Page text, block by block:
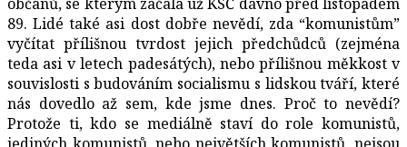
89. Lidé také asi dost dobře nevědí, zda “komunistům”
vyčítat přílišnou tvrdost jejich předchůdců (zejména
teda asi v letech padesátých), nebo přílišnou měkkost v
souvislosti s budováním socialismu s lidskou tváří, které
nás dovedlo až sem, kde jsme dnes. Proč to nevědí?
Protože ti, kdo se mediálně staví do role komunistů,